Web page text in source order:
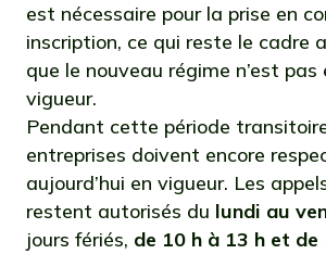
est nécessaire pour la prise en
inscription, ce qui reste le cadre
que le nouveau régime n’est pas
vigueur.
Pendant cette période
entreprises doivent encore
aujourd’hui en vigueur. Les
restent autorisés du lundi au
jours fériés, de 10 h à 13 h et de